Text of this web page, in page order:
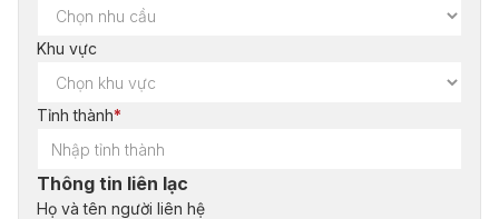
Khu vực
Tỉnh thành*
Thông tin liên lạc
Họ và tên người liên hệ